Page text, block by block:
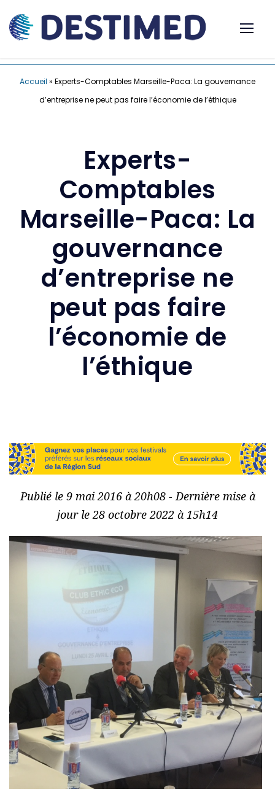
Accueil » Experts-Comptables Marseille-Paca: La gouvernance
d’entreprise ne peut pas faire l’économie de l’éthique
Experts-
Comptables
Marseille-Paca: La
gouvernance
d’entreprise ne
peut pas faire
l’économie de
l’éthique
Publié le 9 mai 2016 à 20h08 - Dernière mise à
jour le 28 octobre 2022 à 15h14